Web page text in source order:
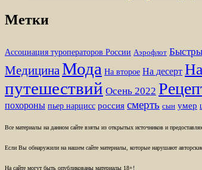
Метки
Ассоциация туроператоров России Аэрофлот
МедицинаМода На второе На десерт
путешествий Осень 2022
похороны пьер нарцисс россия смерть сын умер
Все материалы на данном сайте взяты из открытых источников и
Если Вы обнаружили на нашем сайте материалы, которые нарушают
На сайте могут быть опубликованы материалы 18+!